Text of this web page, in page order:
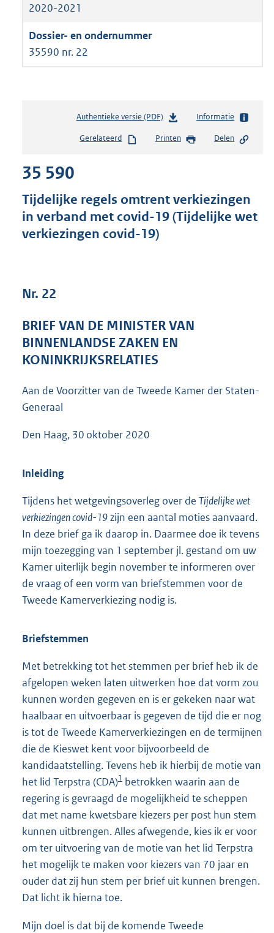
2020-2021
35590 nr. 22
Authentieke versie (PDF)b
s
d
s
g
6
K
Informatie
Gerelateerd Printen Delen
35 590
Tijdelijke regels omtrent verkiezingen
in verband met covid-19 (Tijdelijke wet
verkiezingen covid-19)
Nr. 22
BRIEF VAN DE MINISTER VAN
BINNENLANDSE ZAKEN EN
KONINKRIJKSRELATIES
Aan de Voorzitter van de Tweede Kamer der Staten-
Generaal
Den Haag, 30 oktober 2020
Inleiding
Tijdens het wetgevingsoverleg over de Tijdelijke wet
verkiezingen covid-19zijn een aantal moties aanvaard.
In deze brief ga ik daarop in. Daarmee doe ik tevens
mijn toezegging van 1 september jl. gestand om uw
Kamer uiterlijk begin november te informeren over
de vraag of een vorm van briefstemmen voor de
Tweede Kamerverkiezing nodig is.
Briefstemmen
Met betrekking tot het stemmen per brief heb ik de
afgelopen weken laten uitwerken hoe dat vorm zou
kunnen worden gegeven en is er gekeken naar wat
haalbaar en uitvoerbaar is gegeven de tijd die er nog
is tot de Tweede Kamerverkiezingen en de termijnen
die de Kieswet kent voor bijvoorbeeld de
kandidaatstelling. Tevens heb ik hierbij de motie van
het lid Terpstra (CDA)1 betrokken waarin aan de
regering is gevraagd de mogelijkheid te scheppen
dat met name kwetsbare kiezers per post hun stem
kunnen uitbrengen. Alles afwegende, kies ik er voor
om ter uitvoering van de motie van het lid Terpstra
het mogelijk te maken voor kiezers van 70 jaar en
ouder dat zij hun stem per brief uit kunnen brengen.
Dat licht ik hierna toe.
Mijn doel is dat bij de komende Tweede